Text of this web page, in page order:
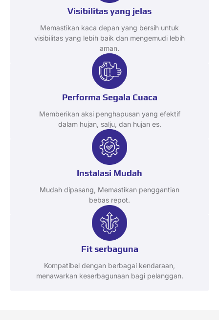
Visibilitas yang jelas
Memastikan kaca depan yang bersih untuk
visibilitas yang lebih baik dan mengemudi lebih
aman.
Performa Segala Cuaca
Memberikan aksi penghapusan yang efektif
dalam hujan, salju, dan hujan es.
Instalasi Mudah
Mudah dipasang, Memastikan penggantian
bebas repot.
Fit serbaguna
Kompatibel dengan berbagai kendaraan,
menawarkan keserbagunaan bagi pelanggan.